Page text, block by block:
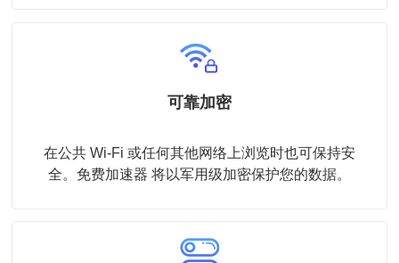
可靠加密
在公共 Wi-Fi 或任何其他网络上浏览时也可保持安
全。免费加速器 将以军用级加密保护您的数据。